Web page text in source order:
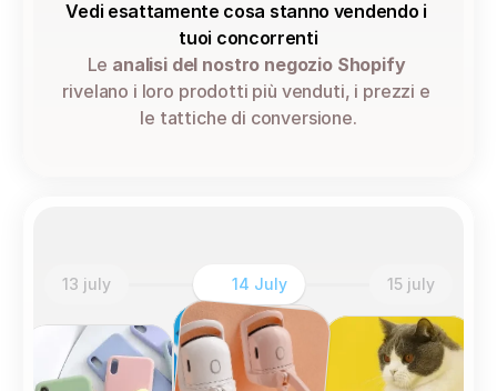
Vedi esattamente cosa stanno vendendo i
tuoi concorrenti
Le analisi del nostro negozio Shopify
rivelano i loro prodotti più venduti, i prezzi e
le tattiche di conversione.
13 july 14 July 15 july